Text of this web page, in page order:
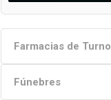
Farmacias de Turno
Fúnebres